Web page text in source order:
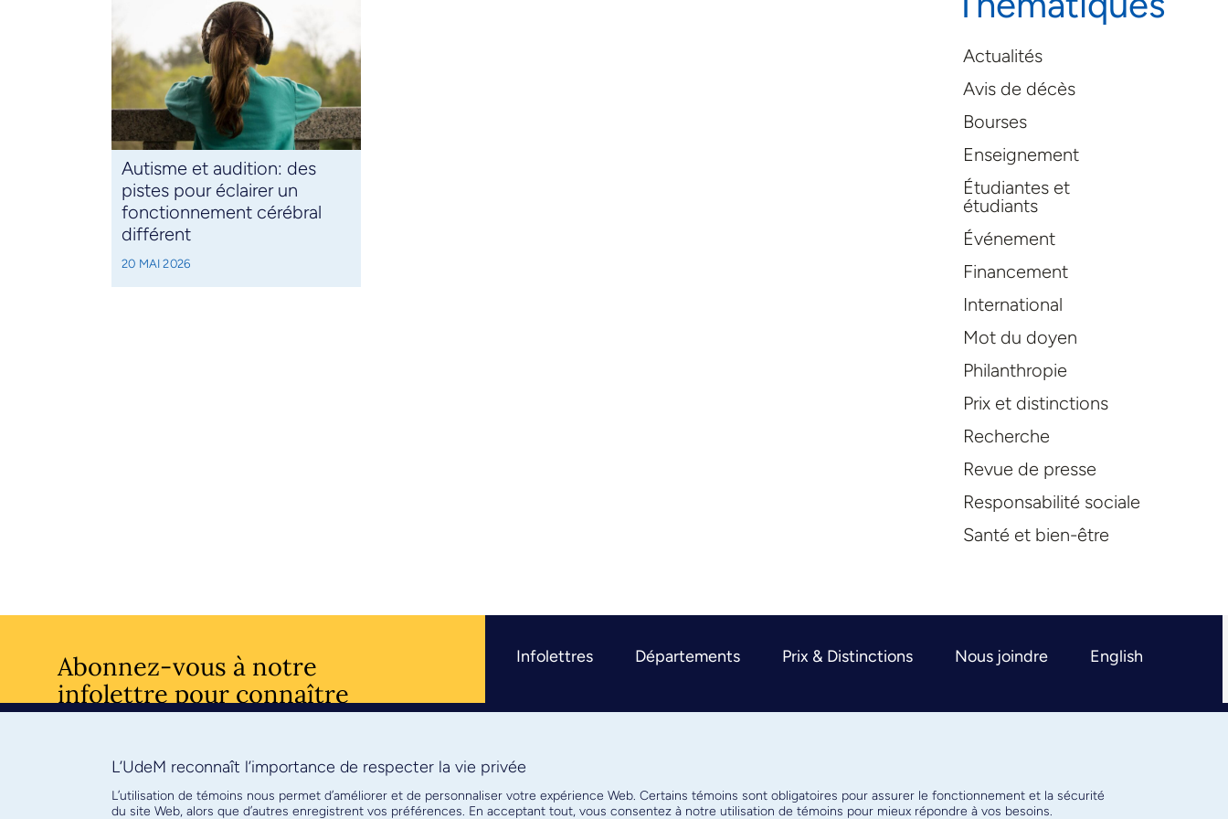
Autisme et audition: des
pistes pour éclairer un
fonctionnement cérébral
différent
20 MAI 2026
Actualités
Avis de décès
Bourses
Enseignement
Étudiantes et
étudiants
Événement
Financement
International
Mot du doyen
Philanthropie
Prix et distinctions
Recherche
Revue de presse
Responsabilité sociale
Santé et bien-être
Abonnez-vous à notre
infolettre pour connaître
l’actualité facultaire
S'ABONNER
Infolettres Départements Prix & Distinctions Nous joindre English
L’UdeM reconnaît l’importance de respecter la vie privée
L’utilisation de témoins nous permet d’améliorer et de personnaliser votre expérience Web. Certains témoins sont obligatoires pour assurer le fonctionnement et la sécurité
du site Web, alors que d’autres enregistrent vos préférences. En acceptant tout, vous consentez à notre utilisation de témoins pour mieux répondre à vos besoins.